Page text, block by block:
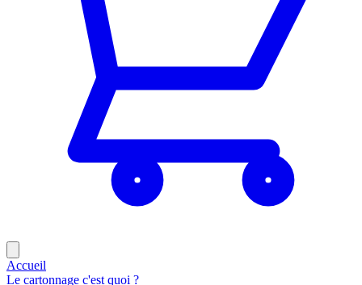
Accueil
Le cartonnage c'est quoi ?